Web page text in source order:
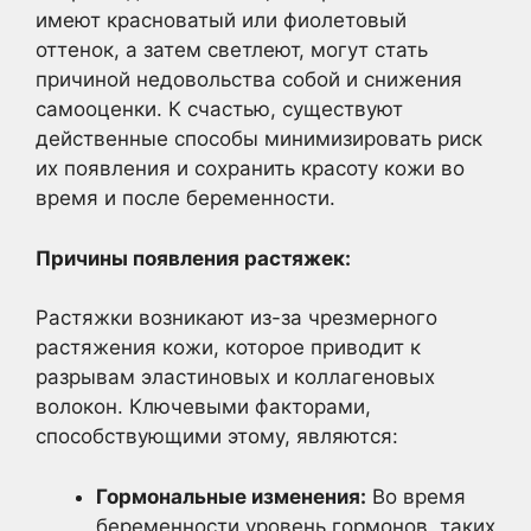
имеют красноватый или фиолетовый
оттенок, а затем светлеют, могут стать
причиной недовольства собой и снижения
самооценки. К счастью, существуют
действенные способы минимизировать риск
их появления и сохранить красоту кожи во
время и после беременности.
Причины появления растяжек:
Растяжки возникают из-за чрезмерного
растяжения кожи, которое приводит к
разрывам эластиновых и коллагеновых
волокон. Ключевыми факторами,
способствующими этому, являются:
Гормональные изменения: Во время
беременности уровень гормонов, таких